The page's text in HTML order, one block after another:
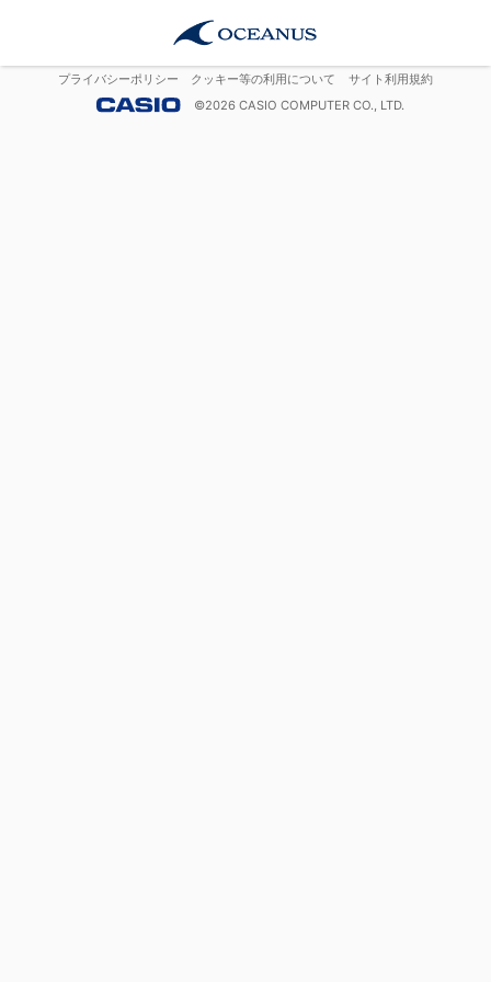
プライバシーポリシー クッキー等の利用について
サイト利用規約
©2026 CASIO COMPUTER CO., LTD.